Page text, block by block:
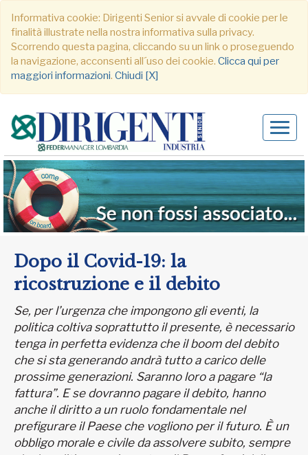
Informativa cookie: Dirigenti Senior si avvale di cookie per le
finalità illustrate nella nostra informativa sulla privacy.
Scorrendo questa pagina, cliccando su un link o proseguendo
la navigazione, acconsenti all´uso dei cookie. Clicca qui per
maggiori informazioni. Chiudi [X]
Dopo il Covid-19: la
ricostruzione e il debito
Se, per l’urgenza che impongono gli eventi, la
politica coltiva soprattutto il presente, è necessario
tenga in perfetta evidenza che il boom del debito
che si sta generando andrà tutto a carico delle
prossime generazioni. Saranno loro a pagare “la
fattura”. E se dovranno pagare il debito, hanno
anche il diritto a un ruolo fondamentale nel
prefigurare il Paese che vogliono per il futuro. È un
obbligo morale e civile da assolvere subito, sempre